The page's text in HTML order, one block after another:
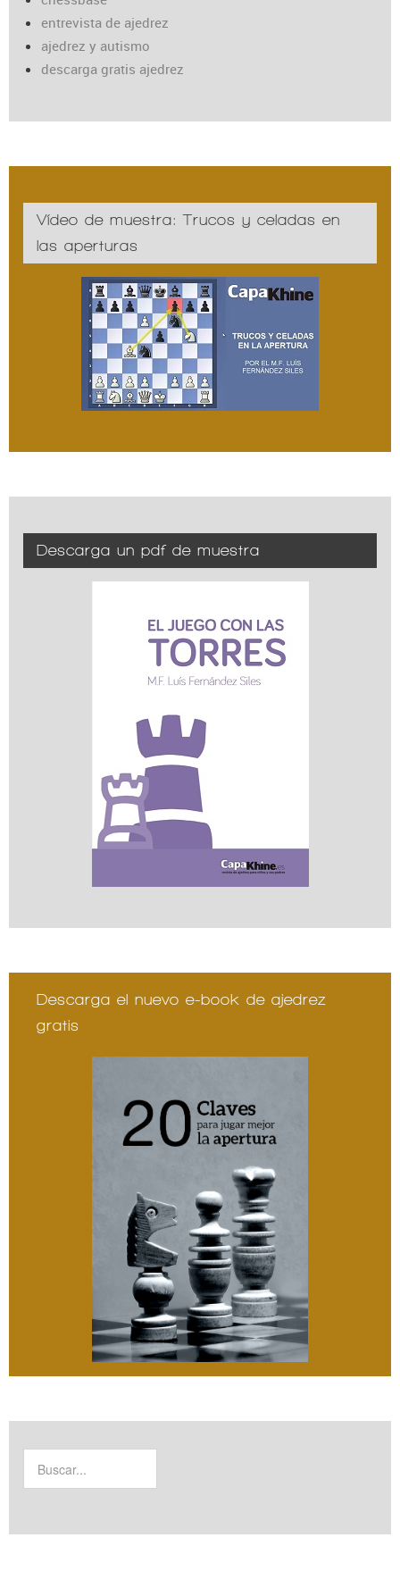
entrevista de ajedrez
ajedrez y autismo
descarga gratis ajedrez
Vídeo de muestra: Trucos y celadas en
las aperturas
Descarga un pdf de muestra
Descarga el nuevo e-book de ajedrez
gratis